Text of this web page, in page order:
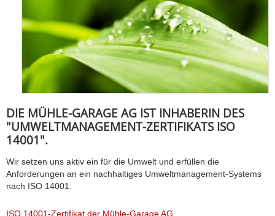
DIE MÜHLE-GARAGE AG IST INHABERIN DES
"UMWELTMANAGEMENT-ZERTIFIKATS ISO
14001".
Wir setzen uns aktiv ein für die Umwelt und erfüllen die
Anforderungen an ein nachhaltiges Umweltmanagement-Systems
nach ISO 14001.
ISO 14001-Zertifikat der Mühle-Garage AG